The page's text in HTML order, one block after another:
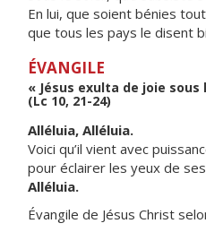
En lui, que soient bénies
que tous les pays le disent
ÉVANGILE
« Jésus exulta de joie sous
(Lc 10, 21-24)
Alléluia, Alléluia.
Voici qu’il vient avec
pour éclairer les yeux de
Alléluia.
Évangile de Jésus Christ